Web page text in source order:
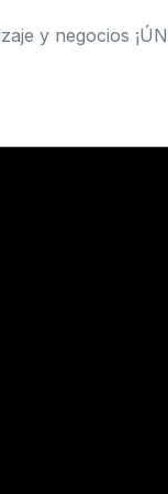
y negocios